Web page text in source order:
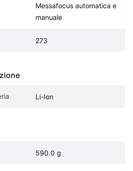
Messafocus automatica e
manuale
273
Li-Ion
590.0 g